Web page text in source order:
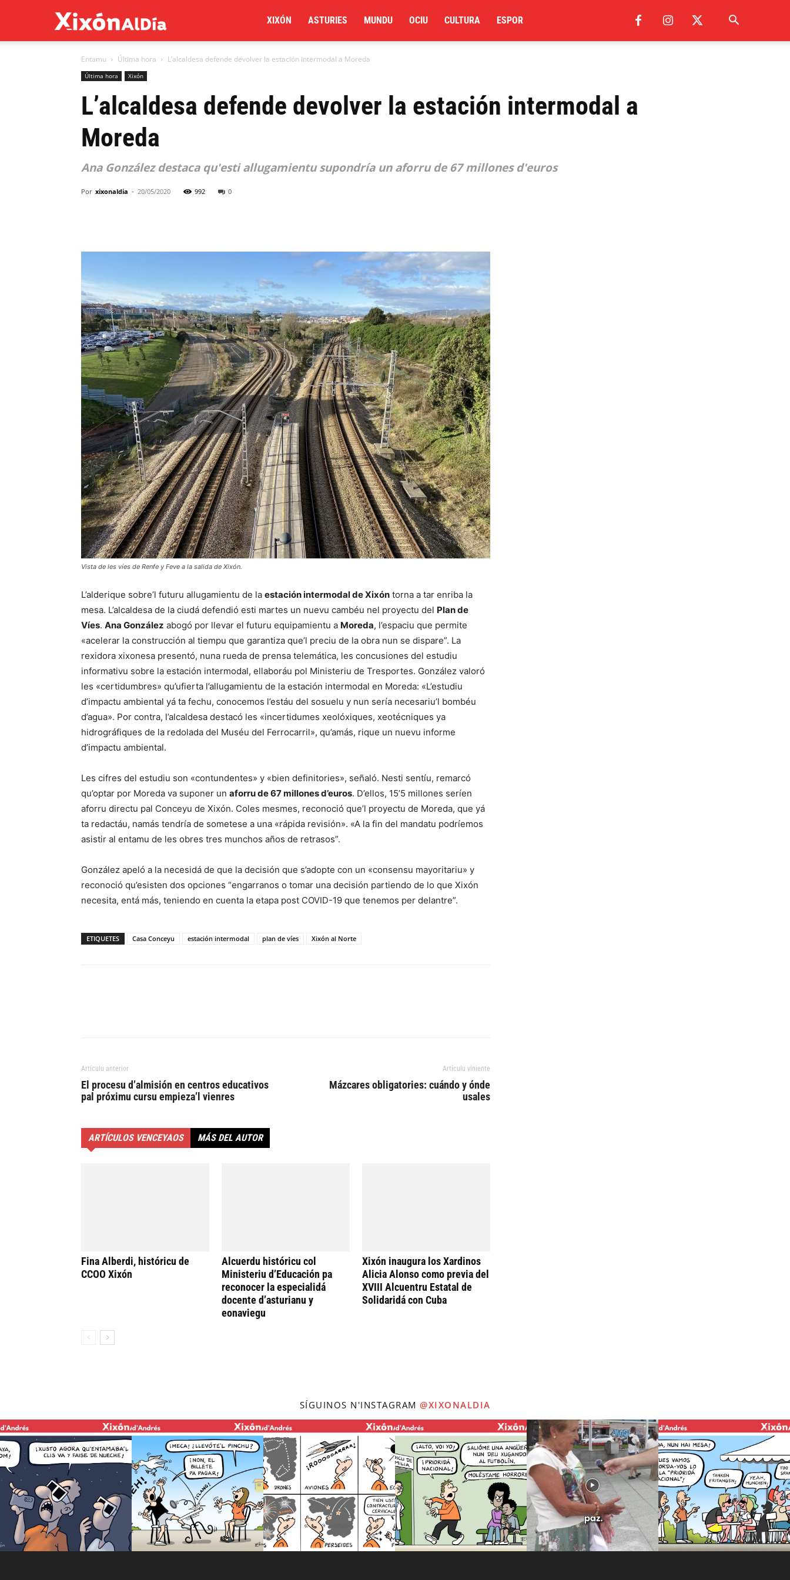
al
día
XIXÓN ASTURIES MUNDU OCIU CULTURA ESPOR
Entamu Última hora L’alcaldesa defende devolver la estación intermodal a Moreda
Última hora Xixón
L’alcaldesa defende devolver la estación intermodal a
Moreda
Ana González destaca qu'esti allugamientu supondría un aforru de 67 millones d'euros
Por xixonaldia - 20/05/2020 992 0
Vista de les víes de Renfe y Feve a la salida de Xixón.
L’alderique sobre’l futuru allugamientu de la estación intermodal de Xixón torna a tar enriba la
mesa. L’alcaldesa de la ciudá defendió esti martes un nuevu cambéu nel proyectu del Plan de
Víes. Ana González abogó por llevar el futuru equipamientu a Moreda, l’espaciu que permite
«acelerar la construcción al tiempu que garantiza que’l preciu de la obra nun se dispare”. La
rexidora xixonesa presentó, nuna rueda de prensa telemática, les concusiones del estudiu
informativu sobre la estación intermodal, ellaboráu pol Ministeriu de Tresportes. González valoró
les «certidumbres» qu’ufierta l’allugamientu de la estación intermodal en Moreda: «L’estudiu
d’impactu ambiental yá ta fechu, conocemos l’estáu del sosuelu y nun sería necesariu’l bombéu
d’agua». Por contra, l’alcaldesa destacó les «incertidumes xeolóxiques, xeotécniques ya
hidrográfiques de la redolada del Muséu del Ferrocarril», qu’amás, rique un nuevu informe
d’impactu ambiental.
Les cifres del estudiu son «contundentes» y «bien definitories», señaló. Nesti sentíu, remarcó
qu’optar por Moreda va suponer un aforru de 67 millones d’euros. D’ellos, 15’5 millones seríen
aforru directu pal Conceyu de Xixón. Coles mesmes, reconoció que’l proyectu de Moreda, que yá
ta redactáu, namás tendría de sometese a una «rápida revisión». «A la fin del mandatu podríemos
asistir al entamu de les obres tres munchos años de retrasos”.
González apeló a la necesidá de que la decisión que s’adopte con un «consensu mayoritariu» y
reconoció qu’esisten dos opciones “engarranos o tomar una decisión partiendo de lo que Xixón
necesita, entá más, teniendo en cuenta la etapa post COVID-19 que tenemos per delantre”.
ETIQUETES Casa Conceyu estación intermodal plan de víes Xixón al Norte
Artículu anterior
El procesu d’almisión en centros educativos
pal próximu cursu empieza’l vienres
Artículu viniente
Mázcares obligatories: cuándo y ónde
usales
ARTÍCULOS VENCEYAOS MÁS DEL AUTOR
Fina Alberdi, históricu de
CCOO Xixón
Alcuerdu históricu col
Ministeriu d’Educación pa
reconocer la especialidá
docente d’asturianu y
eonaviegu
Xixón inaugura los Xardinos
Alicia Alonso como previa del
XVIII Alcuentru Estatal de
Solidaridá con Cuba
SÍGUINOS N'INSTAGRAM @XIXONALDIA